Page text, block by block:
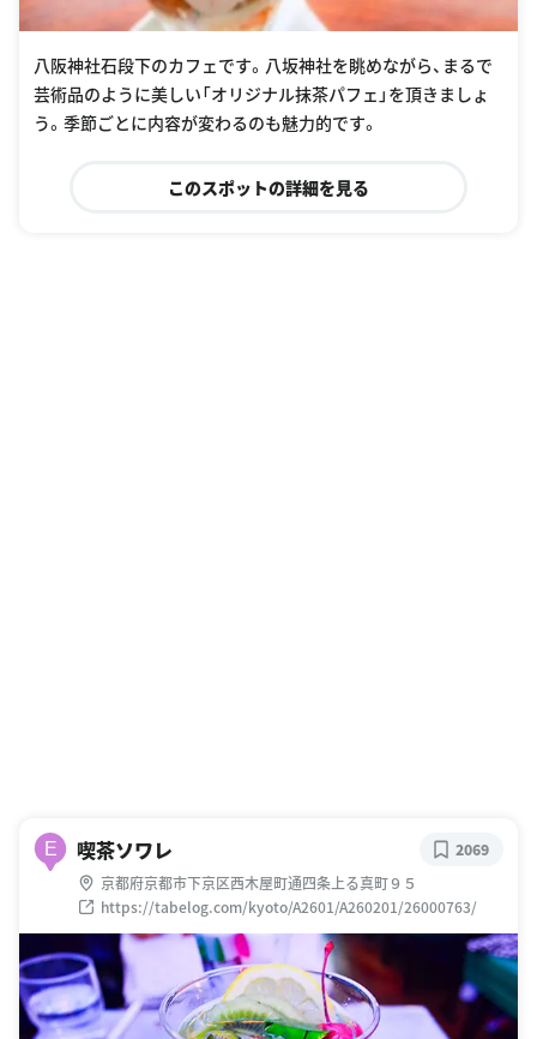
八阪神社石段下のカフェです。八坂神社を眺めながら、まるで
芸術品のように美しい「オリジナル抹茶パフェ」を頂きましょ
う。季節ごとに内容が変わるのも魅力的です。
このスポットの詳細を見る
E 喫茶ソワレ
京都府京都市下京区西木屋町通四条上る真町９５
https://tabelog.com/kyoto/A2601/A260201/26000763/
2069